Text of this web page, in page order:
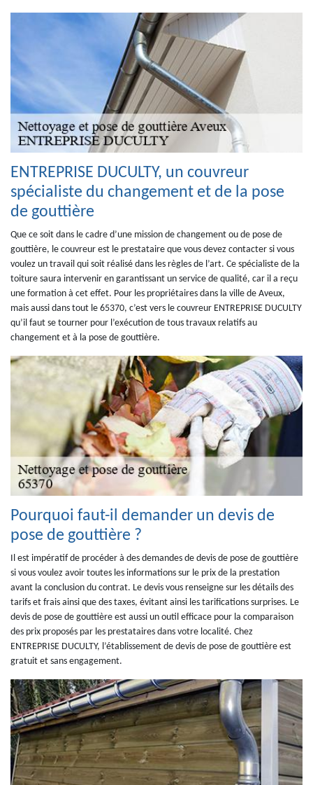
ENTREPRISE DUCULTY, un couvreur
spécialiste du changement et de la pose
de gouttière
Que ce soit dans le cadre d’une mission de changement ou de pose de
gouttière, le couvreur est le prestataire que vous devez contacter si vous
voulez un travail qui soit réalisé dans les règles de l’art. Ce spécialiste de la
toiture saura intervenir en garantissant un service de qualité, car il a reçu
une formation à cet effet. Pour les propriétaires dans la ville de Aveux,
mais aussi dans tout le 65370, c’est vers le couvreur ENTREPRISE DUCULTY
qu’il faut se tourner pour l’exécution de tous travaux relatifs au
changement et à la pose de gouttière.
Pourquoi faut-il demander un devis de
pose de gouttière ?
Il est impératif de procéder à des demandes de devis de pose de gouttière
si vous voulez avoir toutes les informations sur le prix de la prestation
avant la conclusion du contrat. Le devis vous renseigne sur les détails des
tarifs et frais ainsi que des taxes, évitant ainsi les tarifications surprises. Le
devis de pose de gouttière est aussi un outil efficace pour la comparaison
des prix proposés par les prestataires dans votre localité. Chez
ENTREPRISE DUCULTY, l’établissement de devis de pose de gouttière est
gratuit et sans engagement.